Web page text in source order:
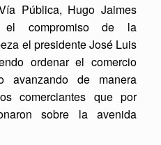
Pública, Hugo Jaimes
el compromiso de la
el presidente José Luis
ordenar el comercio
avanzando de manera
comerciantes que por
sobre la avenida